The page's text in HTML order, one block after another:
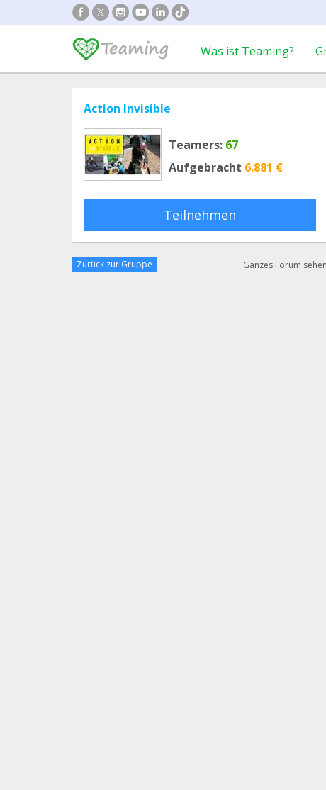
Was ist Teaming?
Action Invisible
Teamers: 67
Aufgebracht 6.881 €
Teilnehmen
Zurück zur Gruppe Ganzes Forum sehen